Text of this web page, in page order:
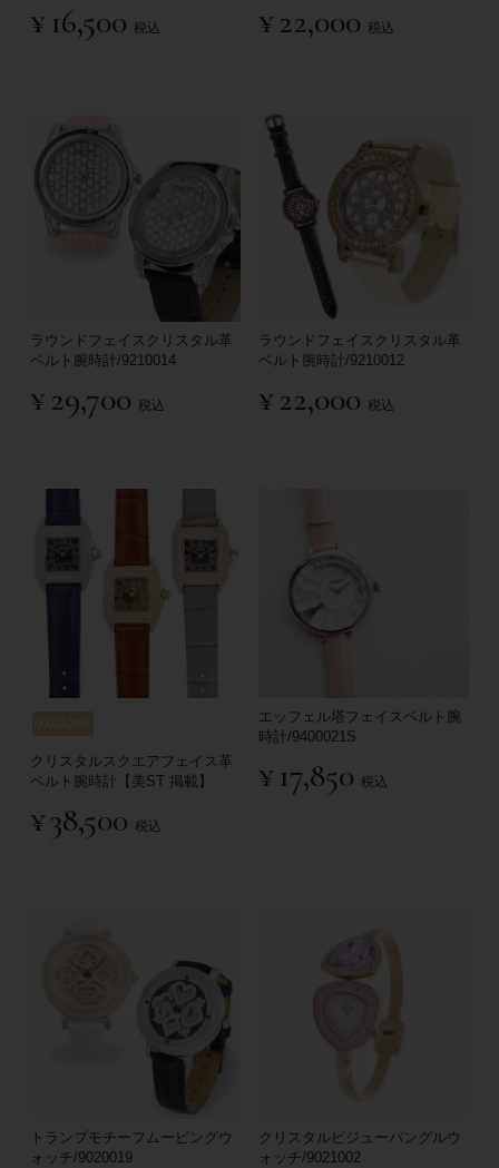
¥ 16,500 税込 ¥22,000 税込
ラウンドフェイスクリスタル革
ベルト腕時計/9210014
¥29,700 税込
ラウンドフェイスクリスタル革
ベルト腕時計/9210012
¥22,000 税込
クリスタルスクエアフェイス革
ベルト腕時計【美ST 掲載】
¥38,500 税込
エッフェル塔フェイスベルト腕
時計/9400021S
¥ 17,850 税込
トランプモチーフムービングウ
ォッチ/9020019
クリスタルビジューバングルウ
ォッチ/9021002